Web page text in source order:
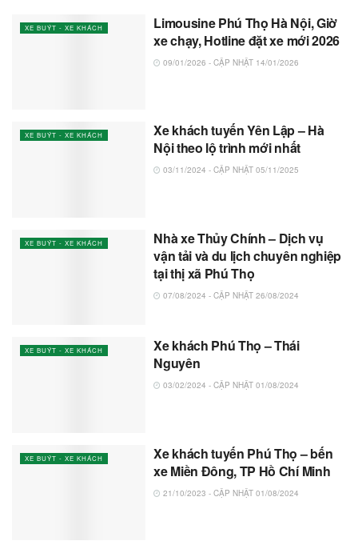
XE BUÝT - XE KHÁCH
Limousine Phú Thọ Hà Nội, Giờ
xe chạy, Hotline đặt xe mới 2026
09/01/2026 - CẬP NHẬT 14/01/2026
XE BUÝT - XE KHÁCH
Xe khách tuyến Yên Lập – Hà
Nội theo lộ trình mới nhất
03/11/2024 - CẬP NHẬT 05/11/2025
XE BUÝT - XE KHÁCH
Nhà xe Thủy Chính – Dịch vụ
vận tải và du lịch chuyên nghiệp
tại thị xã Phú Thọ
07/08/2024 - CẬP NHẬT 26/08/2024
XE BUÝT - XE KHÁCH
Xe khách Phú Thọ – Thái
Nguyên
03/02/2024 - CẬP NHẬT 01/08/2024
XE BUÝT - XE KHÁCH
Xe khách tuyến Phú Thọ – bến
xe Miền Đông, TP Hồ Chí Minh
21/10/2023 - CẬP NHẬT 01/08/2024